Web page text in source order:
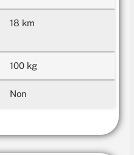
18 km
100 kg
Non